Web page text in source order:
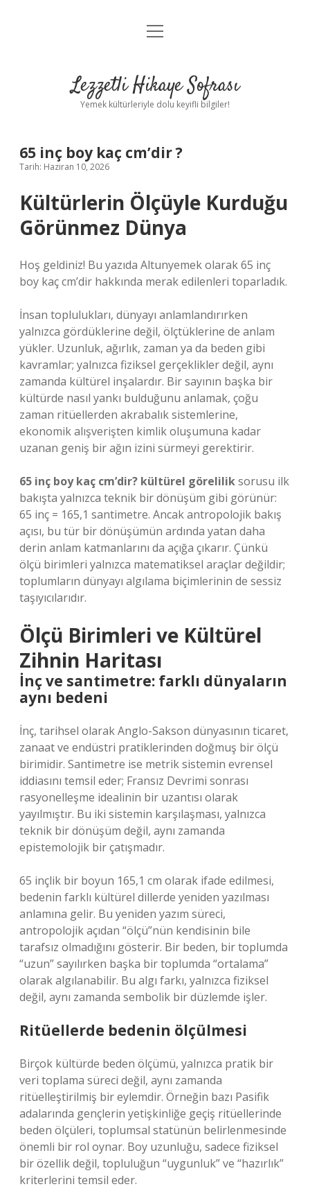
Anasayfa
Yasal Uyarı
menüyü
Lezzetli Hikaye Sofrası
Yemek kültürleriyle dolu keyifli bilgiler!
65 inç boy kaç cm’dir ?
Tarih: Haziran 10, 2026
Kültürlerin Ölçüyle Kurduğu
Görünmez Dünya
Hoş geldiniz! Bu yazıda Altunyemek olarak 65 inç
boy kaç cm’dir hakkında merak edilenleri toparladık.
İnsan toplulukları, dünyayı anlamlandırırken
yalnızca gördüklerine değil, ölçtüklerine de anlam
yükler. Uzunluk, ağırlık, zaman ya da beden gibi
kavramlar; yalnızca fiziksel gerçeklikler değil, aynı
zamanda kültürel inşalardır. Bir sayının başka bir
kültürde nasıl yankı bulduğunu anlamak, çoğu
zaman ritüellerden akrabalık sistemlerine,
ekonomik alışverişten kimlik oluşumuna kadar
uzanan geniş bir ağın izini sürmeyi gerektirir.
65 inç boy kaç cm’dir? kültürel göreliliksorusu ilk
bakışta yalnızca teknik bir dönüşüm gibi görünür:
65 inç = 165,1 santimetre. Ancak antropolojik bakış
açısı, bu tür bir dönüşümün ardında yatan daha
derin anlam katmanlarını da açığa çıkarır. Çünkü
ölçü birimleri yalnızca matematiksel araçlar değildir;
toplumların dünyayı algılama biçimlerinin de sessiz
taşıyıcılarıdır.
Ölçü Birimleri ve Kültürel
Zihnin Haritası
İnç ve santimetre: farklı dünyaların
aynı bedeni
İnç, tarihsel olarak Anglo-Sakson dünyasının ticaret,
zanaat ve endüstri pratiklerinden doğmuş bir ölçü
birimidir. Santimetre ise metrik sistemin evrensel
iddiasını temsil eder; Fransız Devrimi sonrası
rasyonelleşme idealinin bir uzantısı olarak
yayılmıştır. Bu iki sistemin karşılaşması, yalnızca
teknik bir dönüşüm değil, aynı zamanda
epistemolojik bir çatışmadır.
65 inçlik bir boyun 165,1 cm olarak ifade edilmesi,
bedenin farklı kültürel dillerde yeniden yazılması
anlamına gelir. Bu yeniden yazım süreci,
antropolojik açıdan “ölçü”nün kendisinin bile
tarafsız olmadığını gösterir. Bir beden, bir toplumda
“uzun” sayılırken başka bir toplumda “ortalama”
olarak algılanabilir. Bu algı farkı, yalnızca fiziksel
değil, aynı zamanda sembolik bir düzlemde işler.
Ritüellerde bedenin ölçülmesi
Birçok kültürde beden ölçümü, yalnızca pratik bir
veri toplama süreci değil, aynı zamanda
ritüelleştirilmiş bir eylemdir. Örneğin bazı Pasifik
adalarında gençlerin yetişkinliğe geçiş ritüellerinde
beden ölçüleri, toplumsal statünün belirlenmesinde
önemli bir rol oynar. Boy uzunluğu, sadece fiziksel
bir özellik değil, topluluğun “uygunluk” ve “hazırlık”
kriterlerini temsil eder.